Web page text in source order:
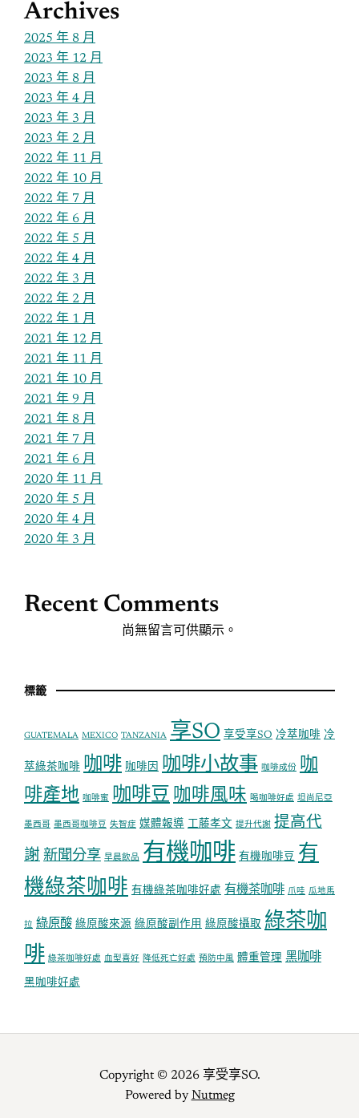
Archives
2025 年 8 月
2023 年 12 月
2023 年 8 月
2023 年 4 月
2023 年 3 月
2023 年 2 月
2022 年 11 月
2022 年 10 月
2022 年 7 月
2022 年 6 月
2022 年 5 月
2022 年 4 月
2022 年 3 月
2022 年 2 月
2022 年 1 月
2021 年 12 月
2021 年 11 月
2021 年 10 月
2021 年 9 月
2021 年 8 月
2021 年 7 月
2021 年 6 月
2020 年 11 月
2020 年 5 月
2020 年 4 月
2020 年 3 月
Recent Comments
尚無留言可供顯示。
標籤
GUATEMALA MEXICO TANZANIA 享SO 享受享SO 冷萃咖啡 冷
萃綠茶咖啡 咖啡 咖啡因 咖啡小故事 咖啡成份 咖
啡產地 咖啡蜜 咖啡豆 咖啡風味 喝咖啡好處 坦尚尼亞
墨西哥 墨西哥咖啡豆 失智症 媒體報導 工藤孝文 提升代謝 提高代
謝 新聞分享 早晨飲品 有機咖啡 有機咖啡豆 有
機綠茶咖啡 有機綠茶咖啡好處 有機茶咖啡 爪哇 瓜地馬
拉 綠原酸 綠原酸來源 綠原酸副作用 綠原酸攝取 綠茶咖
啡 綠茶咖啡好處 血型喜好 降低死亡好處 預防中風 體重管理 黑咖啡
黑咖啡好處
Copyright © 2026 享受享SO.
Powered by Nutmeg